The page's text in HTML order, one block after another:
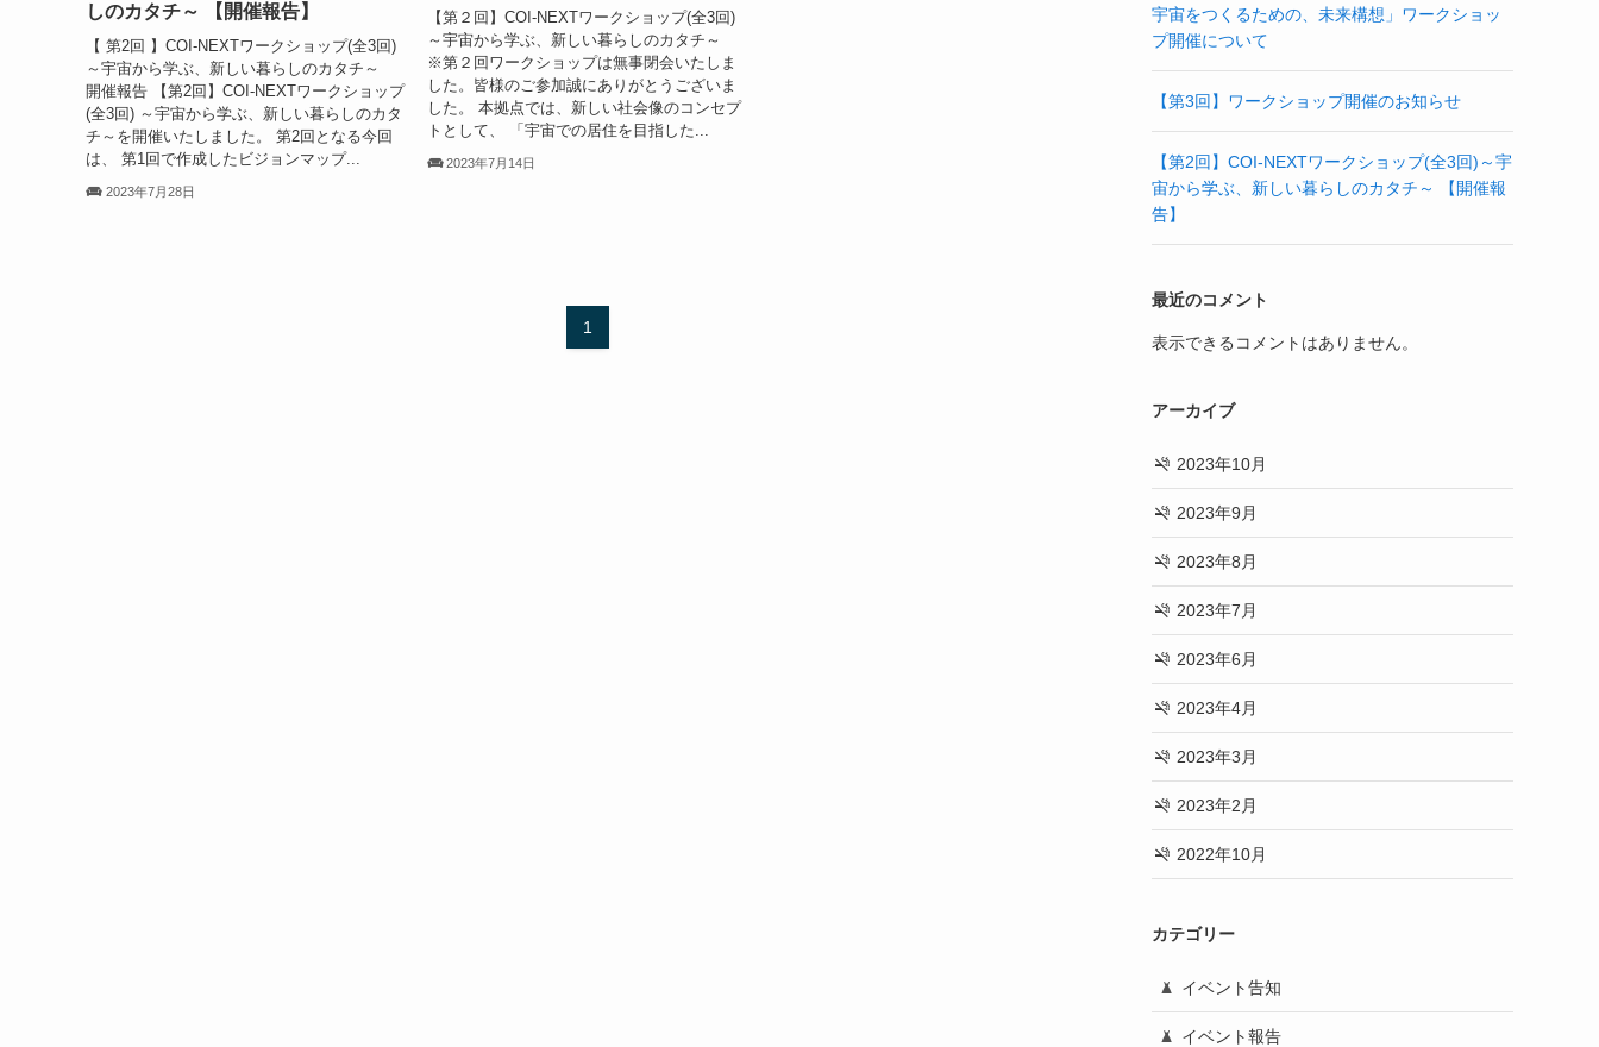
しのカタチ～ 【開催報告】
【 第2回 】COI-NEXTワークショップ(全3回)
～宇宙から学ぶ、新しい暮らしのカタチ～
開催報告 【第2回】COI-NEXTワークショップ
(全3回) ～宇宙から学ぶ、新しい暮らしのカタ
チ～を開催いたしました。 第2回となる今回
は、 第1回で作成したビジョンマップ...
2023年7月28日
【第２回】COI-NEXTワークショップ(全3回)
～宇宙から学ぶ、新しい暮らしのカタチ～
※第２回ワークショップは無事閉会いたしま
した。皆様のご参加誠にありがとうございま
した。 本拠点では、新しい社会像のコンセプ
トとして、 「宇宙での居住を目指した...
2023年7月14日
1
宇宙をつくるための、未来構想」ワークショッ
プ開催について
【第3回】ワークショップ開催のお知らせ
【第2回】COI-NEXTワークショップ(全3回)～宇
宙から学ぶ、新しい暮らしのカタチ～ 【開催報
告】
最近のコメント
表示できるコメントはありません。
アーカイブ
2023年10月
2023年9月
2023年8月
2023年7月
2023年6月
2023年4月
2023年3月
2023年2月
2022年10月
カテゴリー
イベント告知
イベント報告